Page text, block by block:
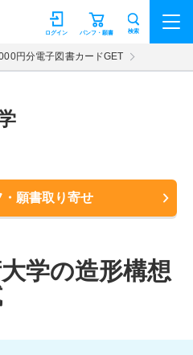
パンフ・願書
ログイン 検索
円分電子図書カードGET
・願書取り寄せ
学の造形構想